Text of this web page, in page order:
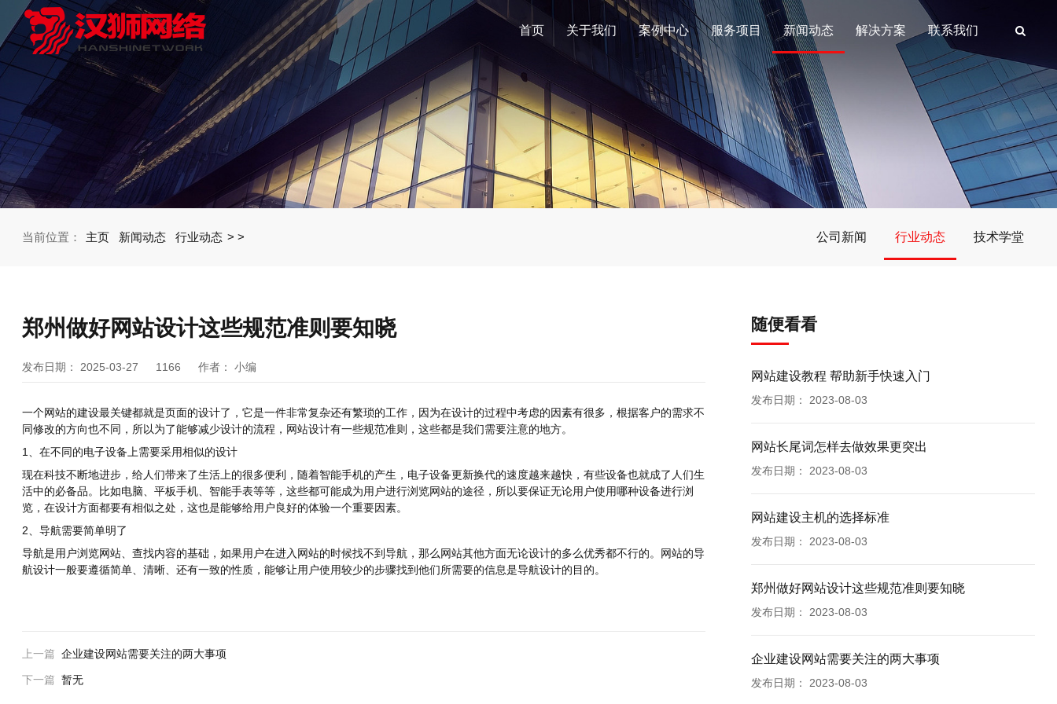
首页 关于我们 案例中心 服务项目 新闻动态 解决方案 联系我们
当前位置： 主页 >
新闻动态 >
行业动态 公司新闻 行业动态 技术学堂
郑州做好网站设计这些规范准则要知晓
发布日期： 2025-03-27 1166 作者： 小编
一个网站的建设最关键都就是页面的设计了，它是一件非常复杂还有繁琐的工作，因为在设计的过程中考虑的因素有很多，根据客户的需求不
同修改的方向也不同，所以为了能够减少设计的流程，网站设计有一些规范准则，这些都是我们需要注意的地方。
1、在不同的电子设备上需要采用相似的设计
现在科技不断地进步，给人们带来了生活上的很多便利，随着智能手机的产生，电子设备更新换代的速度越来越快，有些设备也就成了人们生
活中的必备品。比如电脑、平板手机、智能手表等等，这些都可能成为用户进行浏览网站的途径，所以要保证无论用户使用哪种设备进行浏
览，在设计方面都要有相似之处，这也是能够给用户良好的体验一个重要因素。
2、导航需要简单明了
导航是用户浏览网站、查找内容的基础，如果用户在进入网站的时候找不到导航，那么网站其他方面无论设计的多么优秀都不行的。网站的导
航设计一般要遵循简单、清晰、还有一致的性质，能够让用户使用较少的步骤找到他们所需要的信息是导航设计的目的。
上一篇 企业建设网站需要关注的两大事项
下一篇 暂无
随便看看
网站建设教程 帮助新手快速入门
发布日期： 2023-08-03
网站长尾词怎样去做效果更突出
发布日期： 2023-08-03
网站建设主机的选择标准
发布日期： 2023-08-03
郑州做好网站设计这些规范准则要知晓
发布日期： 2023-08-03
企业建设网站需要关注的两大事项
发布日期： 2023-08-03